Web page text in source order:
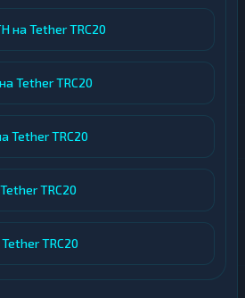
на Tether TRC20
Tether TRC20
Tether TRC20
TRC20
TRC20